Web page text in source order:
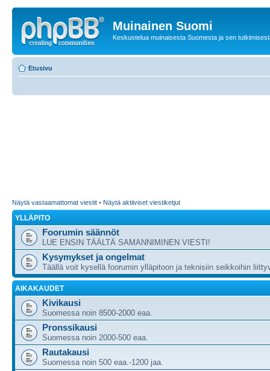
Muinainen Suomi
Keskustelua muinaisesta Suomesta ja sen
Etusivu
Näytä vastaamattomat viestit • Näytä aktiiviset viestiketjut
YLLÄPITO
Foorumin säännöt
LUE ENSIN TÄÄLTÄ SAMANNIMINEN VIESTI!
Kysymykset ja ongelmat
Täällä voit kysellä foorumin ylläpitoon ja teknisiin seikkoihin
AIKAKAUDET
Kivikausi
Suomessa noin 8500-2000 eaa.
Pronssikausi
Suomessa noin 2000-500 eaa.
Rautakausi
Suomessa noin 500 eaa.-1200 jaa.